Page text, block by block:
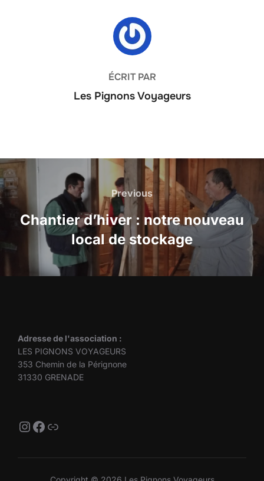
AUTEUR DE LA PUBLICATION
ÉCRIT PAR
Les Pignons Voyageurs
Navigation
de
l’article
Previous
Previous
Chantier d’hiver : notre nouveau
local de stockage
Adresse de l'association :
LES PIGNONS VOYAGEURS
353 Chemin de la Pérignone
31330 GRENADE
Instagram
Facebook
Lien